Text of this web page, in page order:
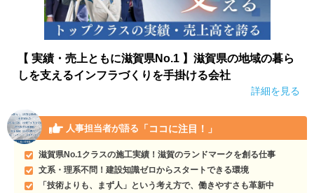
【 実績・売上ともに滋賀県No.1 】滋賀県の地域の暮ら
しを支えるインフラづくりを手掛ける会社
詳細を見る
人事担当者が語る 「ココに注目！」
滋賀県No.1クラスの施工実績！滋賀のランドマークを創る仕事
文系・理系不問！建設知識ゼロからスタートできる環境
「技術よりも、まず人」という考え方で、働きやすさも革新中